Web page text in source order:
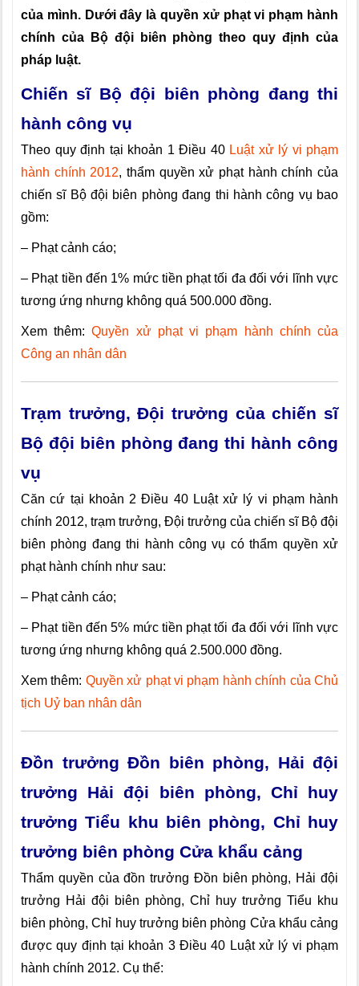
của mình. Dưới đây là quyền xử phạt vi phạm hành
chính của Bộ đội biên phòng theo quy định của
pháp luật.
Chiến sĩ Bộ đội biên phòng đang thi
hành công vụ
Theo quy định tại khoản 1 Điều 40 Luật xử lý vi phạm
hành chính 2012, thẩm quyền xử phạt hành chính của
chiến sĩ Bộ đội biên phòng đang thi hành công vụ bao
gồm:
– Phạt cảnh cáo;
– Phạt tiền đến 1% mức tiền phạt tối đa đối với lĩnh vực
tương ứng nhưng không quá 500.000 đồng.
Xem thêm:Quyền xử phạt vi phạm hành chính của
Công an nhân dân
Trạm trưởng, Đội trưởng của chiến sĩ
Bộ đội biên phòng đang thi hành công
vụ
Căn cứ tại khoản 2 Điều 40 Luật xử lý vi phạm hành
chính 2012, trạm trưởng, Đội trưởng của chiến sĩ Bộ đội
biên phòng đang thi hành công vụ có thẩm quyền xử
phạt hành chính như sau:
– Phạt cảnh cáo;
– Phạt tiền đến 5% mức tiền phạt tối đa đối với lĩnh vực
tương ứng nhưng không quá 2.500.000 đồng.
Xem thêm: Quyền xử phạt vi phạm hành chính của Chủ
tịch Uỷ ban nhân dân
Đồn trưởng Đồn biên phòng, Hải đội
trưởng Hải đội biên phòng, Chỉ huy
trưởng Tiểu khu biên phòng, Chỉ huy
trưởng biên phòng Cửa khẩu cảng
Thẩm quyền của đồn trưởng Đồn biên phòng, Hải đội
trưởng Hải đội biên phòng, Chỉ huy trưởng Tiểu khu
biên phòng, Chỉ huy trưởng biên phòng Cửa khẩu cảng
được quy định tại khoản 3 Điều 40 Luật xử lý vi phạm
hành chính 2012. Cụ thể: